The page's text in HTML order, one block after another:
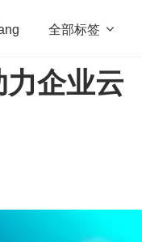
全部标签 
Web3.0 高效工作
企业云